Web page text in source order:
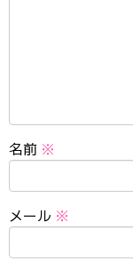
名前 ※
メール ※